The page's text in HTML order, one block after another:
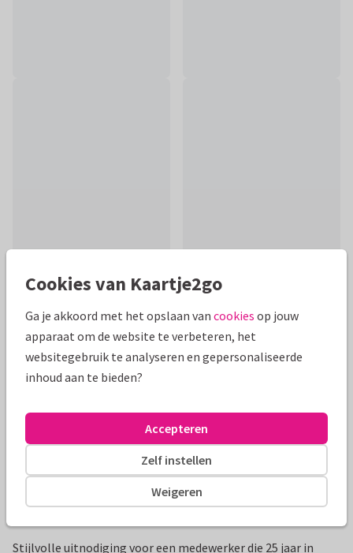
Mooie extra's bij je kaart
Stijlvolle uitnodiging voor een medewerker die 25 jaar in
Cookies van Kaartje2go
Ga je akkoord met het opslaan van cookies op jouw
apparaat om de website te verbeteren, het
websitegebruik te analyseren en gepersonaliseerde
inhoud aan te bieden?
Weigeren
Zelf instellen
Accepteren